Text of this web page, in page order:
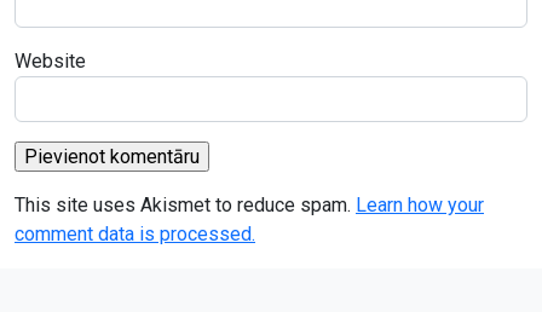
Website
This site uses Akismet to reduce spam. Learn how your
comment data is processed.